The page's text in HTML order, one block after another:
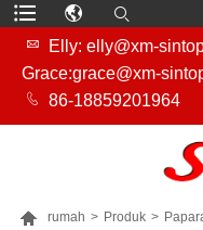

Elly: elly@xm-
Grace:grace@xm-
 86-18859201964
 rumah > Produk >